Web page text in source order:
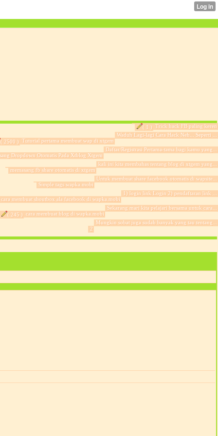
Trick hack FB paling keren
( 1 )
Waduh Lagi-lagi Cara Hack Neh... Seperti ...
Tutorial pertama membuat wap di xtgem
( 2500 )
Daftar/Registrasi Pertama-tama bagi kamu yang...
Dropdown Otomatis Pada Xtblog Xtgem
kali ini kita membahas tentang blog di xtgem yang...
memasang fb share otomatis di xtgem
Untuk membuat share facebook otomatis di wapsite...
Simple tags wapka.mobi
1) login link Login 2) pendaftaran link ...
cara membuat shoutbox ala facebook di wapka.mobi
Sekarang mari kita pelajari bersama untuk cara...
cara membuat blog di wapka.mobi
( 245 )
Mungkin sobat juga sudah banyak yang tau tentang...
2